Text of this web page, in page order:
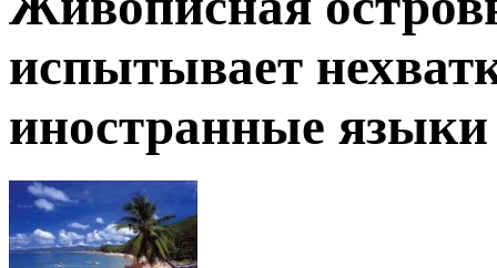
испытывает
иностранные языки